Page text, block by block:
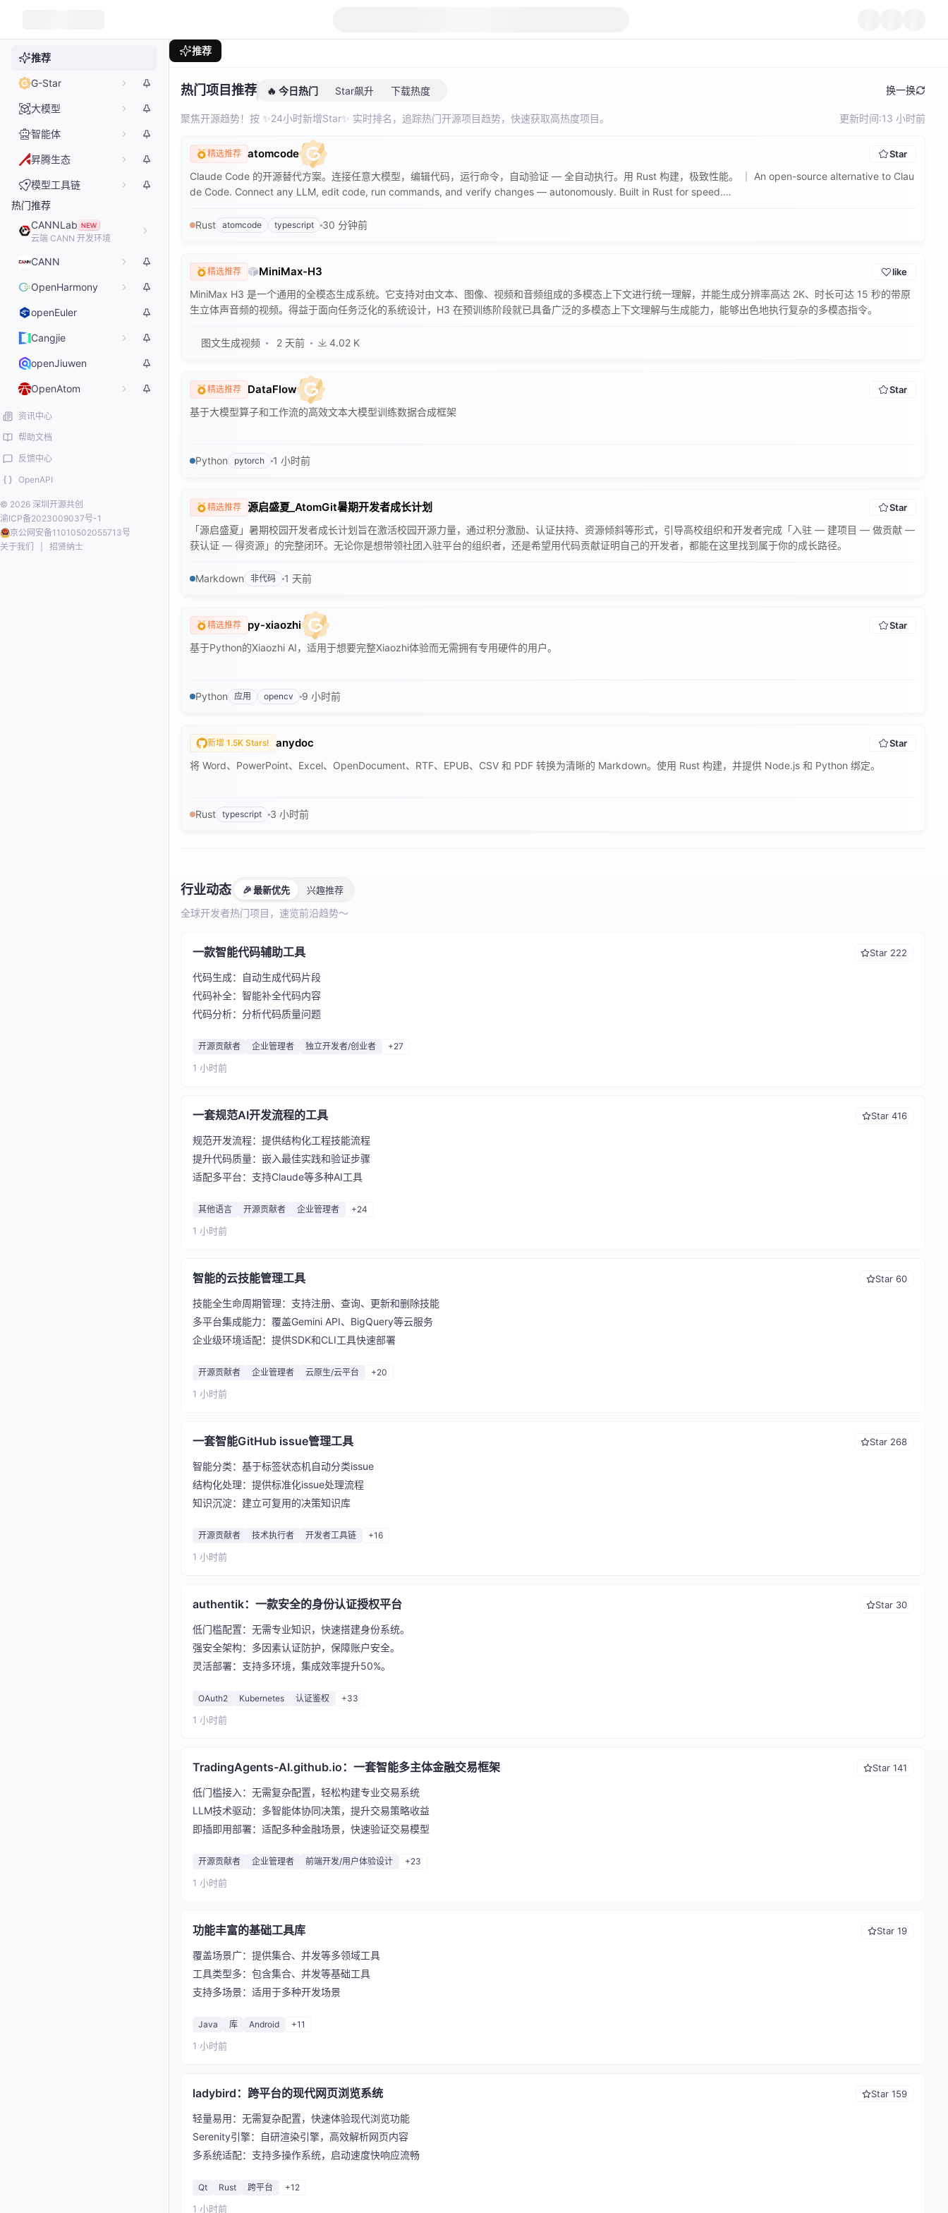
推荐
G-Star
大模型
智能体
昇腾生态
模型工具链
热门推荐
CANNLab
云端 CANN 开发环境
CANN
OpenHarmony
openEuler
Cangjie
openJiuwen
OpenAtom
资讯中心
帮助文档
反馈中心
OpenAPI
© 2026 深圳开源共创
渝ICP备2023009037号-1
京公网安备11010502055713号
关于我们
招贤纳士
推荐
热门项目推荐 🔥 今日热门 Star飙升 下载热度 换一换
聚焦开源趋势！按 ✨24小时新增Star✨ 实时排名，追踪热门开源项目趋势，快速获取高热度项目。 更新时间:13 小时前
精选推荐 atomcode Star
Claude Code 的开源替代方案。连接任意大模型，编辑代码，运行命令，自动验证 — 全自动执行。用 Rust 构建，极致性能。 ｜ An open-source alternative to Clau
de Code. Connect any LLM, edit code, run commands, and verify changes — autonomously. Built in Rust for speed.
Get Started
Rust atomcode typescript 30 分钟前
精选推荐 MiniMax-H3 like
MiniMax H3 是一个通用的全模态生成系统。它支持对由文本、图像、视频和音频组成的多模态上下文进行统一理解，并能生成分辨率高达 2K、时长可达 15 秒的带原
生立体声音频的视频。得益于面向任务泛化的系统设计，H3 在预训练阶段就已具备广泛的多模态上下文理解与生成能力，能够出色地执行复杂的多模态指令。
图文生成视频 2 天前 4.02 K
精选推荐 DataFlow Star
基于大模型算子和工作流的高效文本大模型训练数据合成框架
Python pytorch 1 小时前
精选推荐 源启盛夏_AtomGit暑期开发者成长计划 Star
「源启盛夏」暑期校园开发者成长计划旨在激活校园开源力量，通过积分激励、认证扶持、资源倾斜等形式，引导高校组织和开发者完成「入驻 — 建项目 — 做贡献 —
获认证 — 得资源」的完整闭环。无论你是想带领社团入驻平台的组织者，还是希望用代码贡献证明自己的开发者，都能在这里找到属于你的成长路径。
Markdown 非代码 1 天前
精选推荐 py-xiaozhi Star
基于Python的Xiaozhi AI，适用于想要完整Xiaozhi体验而无需拥有专用硬件的用户。
Python 应用 opencv 9 小时前
新增 1.5K Stars! anydoc Star
将 Word、PowerPoint、Excel、OpenDocument、RTF、EPUB、CSV 和 PDF 转换为清晰的 Markdown。使用 Rust 构建，并提供 Node.js 和 Python 绑定。
Rust typescript 3 小时前
行业动态 🎉最新优先 兴趣推荐
全球开发者热门项目，速览前沿趋势～
一款智能代码辅助工具 Star 222
代码生成：自动生成代码片段
代码补全：智能补全代码内容
代码分析：分析代码质量问题
开源贡献者 企业管理者 独立开发者/创业者 +27
1 小时前
一套规范AI开发流程的工具 Star 416
规范开发流程：提供结构化工程技能流程
提升代码质量：嵌入最佳实践和验证步骤
适配多平台：支持Claude等多种AI工具
其他语言 开源贡献者 企业管理者 +24
1 小时前
智能的云技能管理工具 Star 60
技能全生命周期管理：支持注册、查询、更新和删除技能
多平台集成能力：覆盖Gemini API、BigQuery等云服务
企业级环境适配：提供SDK和CLI工具快速部署
开源贡献者 企业管理者 云原生/云平台 +20
1 小时前
一套智能GitHub issue管理工具 Star 268
智能分类：基于标签状态机自动分类issue
结构化处理：提供标准化issue处理流程
知识沉淀：建立可复用的决策知识库
开源贡献者 技术执行者 开发者工具链 +16
1 小时前
authentik：一款安全的身份认证授权平台 Star 30
低门槛配置：无需专业知识，快速搭建身份系统。
强安全架构：多因素认证防护，保障账户安全。
灵活部署：支持多环境，集成效率提升50%。
OAuth2 Kubernetes 认证鉴权 +33
1 小时前
TradingAgents-AI.github.io：一套智能多主体金融交易框架 Star 141
低门槛接入：无需复杂配置，轻松构建专业交易系统
LLM技术驱动：多智能体协同决策，提升交易策略收益
即插即用部署：适配多种金融场景，快速验证交易模型
开源贡献者 企业管理者 前端开发/用户体验设计 +23
1 小时前
功能丰富的基础工具库 Star 19
覆盖场景广：提供集合、并发等多领域工具
工具类型多：包含集合、并发等基础工具
支持多场景：适用于多种开发场景
Java 库 Android +11
1 小时前
ladybird：跨平台的现代网页浏览系统 Star 159
轻量易用：无需复杂配置，快速体验现代浏览功能
Serenity引擎：自研渲染引擎，高效解析网页内容
多系统适配：支持多操作系统，启动速度快响应流畅
Qt Rust 跨平台 +12
1 小时前